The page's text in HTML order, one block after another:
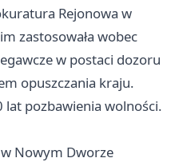
Rejonowa w
zastosowała wobec
w postaci dozoru
opuszczania kraju.
lat pozbawienia wolności.
Nowym Dworze